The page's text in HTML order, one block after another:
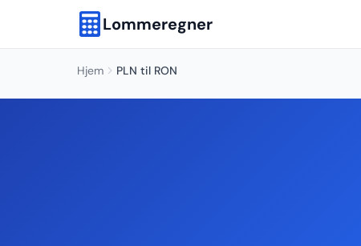
Lommeregner
Hjem PLN til RON